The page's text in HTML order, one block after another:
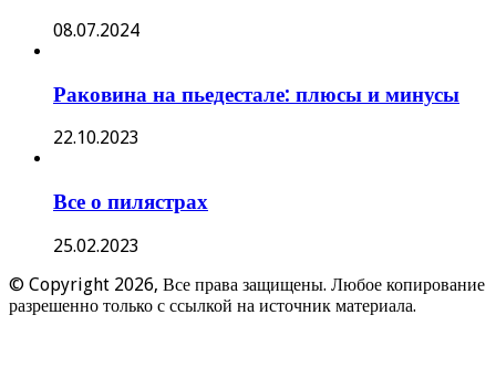
08.07.2024
Раковина на пьедестале: плюсы и минусы
22.10.2023
Все о пилястрах
25.02.2023
© Copyright 2026, Все права защищены. Любое копирование
разрешенно только с ссылкой на источник материала.